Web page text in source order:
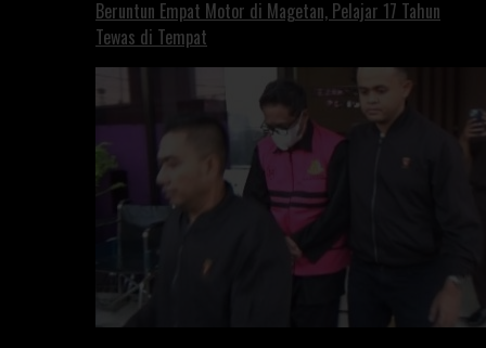
Beruntun Empat Motor di Magetan, Pelajar 17 Tahun
Tewas di Tempat